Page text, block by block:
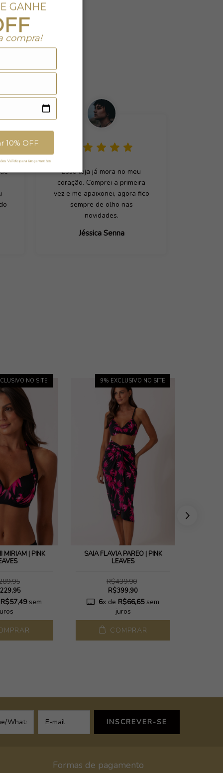
GANHE
compra!
10% OFF
Válido para lançamentos.
Essa loja já mora no meu
coração. Comprei a primeira
vez e me apaixonei, agora fico
sempre de olho nas
novidades.
Jéssica Senna
NO SITE
MIRIAM | PINK
R$57,49sem
9% EXCLUSIVO NO SITE
SAIA FLÁVIA PAREO | PINK
LEAVES
R$439,90
R$399,90
6x de R$66,65sem
juros
COMPRAR
Formas de pagamento